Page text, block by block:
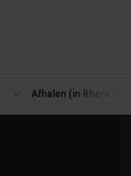
Afhalen (in Rhenen)